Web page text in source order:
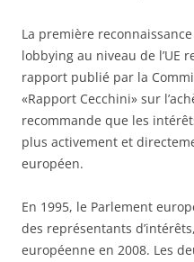
La première
lobbying au niveau de l’UE
rapport publié par la
«Rapport Cecchini» sur
recommande que les
plus activement et
européen.
En 1995, le Parlement
des représentants
européenne en 2008. Les